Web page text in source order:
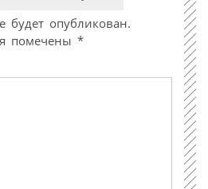
будет опубликован.
помечены *